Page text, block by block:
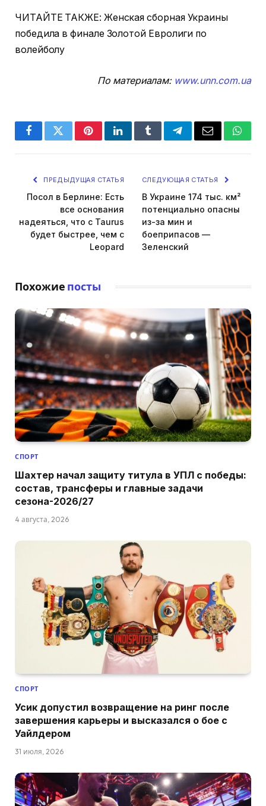
ЧИТАЙТЕ ТАКЖЕ: Женская сборная Украины
победила в финале Золотой Евролиги по
волейболу
По материалам: www.unn.com.ua
FacebookTwitterPinterestLinkedInTumblrTelegramEmail
ПРЕДЫДУЩАЯ СТАТЬЯ
Посол в Берлине: Есть
все основания
надеяться, что с Taurus
будет быстрее, чем с
Leopard
СЛЕДУЮЩАЯ СТАТЬЯ
В Украине 174 тыс. км²
потенциально опасны
из-за мин и
боеприпасов —
Зеленский
Похожие посты
СПОРТ
Шахтер начал защиту титула в УПЛ с победы:
состав, трансферы и главные задачи
сезона-2026/27
4 августа, 2026
СПОРТ
Усик допустил возвращение на ринг после
завершения карьеры и высказался о бое с
Уайлдером
31 июля, 2026